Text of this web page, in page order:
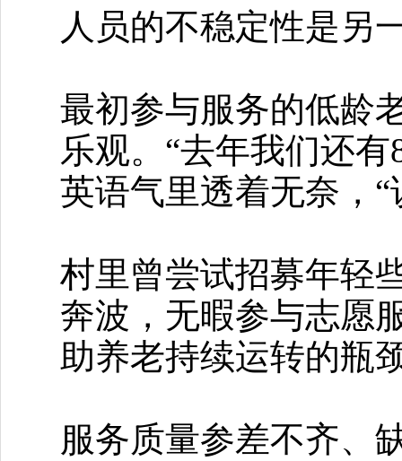
人员的不稳定性是另
最初参与服务的低龄
乐观。“去年我们还
英语气里透着无奈，
村里曾尝试招募年轻
奔波，无暇参与志愿
助养老持续运转的瓶
服务质量参差不齐、